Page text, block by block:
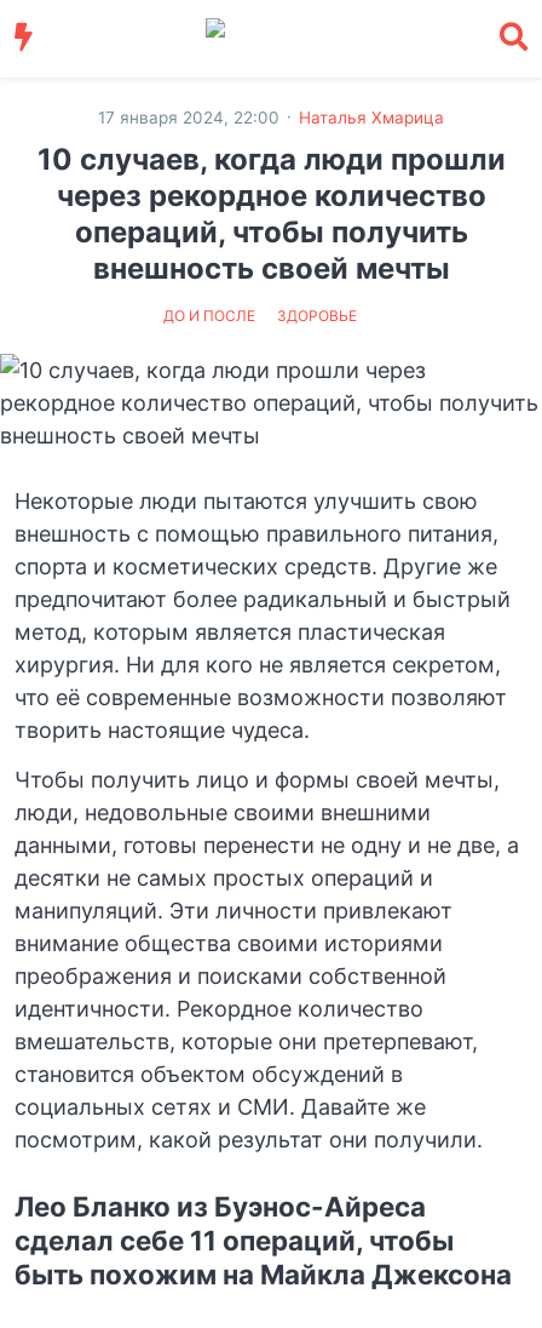
17 января 2024, 22:00 · Наталья Хмарица
10 случаев, когда люди прошли
через рекордное количество
операций, чтобы получить
внешность своей мечты
ДО И ПОСЛЕ ЗДОРОВЬЕ
Некоторые люди пытаются улучшить свою
внешность с помощью правильного питания,
спорта и косметических средств. Другие же
предпочитают более радикальный и быстрый
метод, которым является пластическая
хирургия. Ни для кого не является секретом,
что её современные возможности позволяют
творить настоящие чудеса.
Чтобы получить лицо и формы своей мечты,
люди, недовольные своими внешними
данными, готовы перенести не одну и не две, а
десятки не самых простых операций и
манипуляций. Эти личности привлекают
внимание общества своими историями
преображения и поисками собственной
идентичности. Рекордное количество
вмешательств, которые они претерпевают,
становится объектом обсуждений в
социальных сетях и СМИ. Давайте же
посмотрим, какой результат они получили.
Лео Бланко из Буэнос-Айреса
сделал себе 11 операций, чтобы
быть похожим на Майкла Джексона